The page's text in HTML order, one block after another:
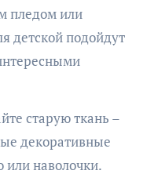
пледом или
детской подойдут
старую ткань –
декоративные
наволочки.